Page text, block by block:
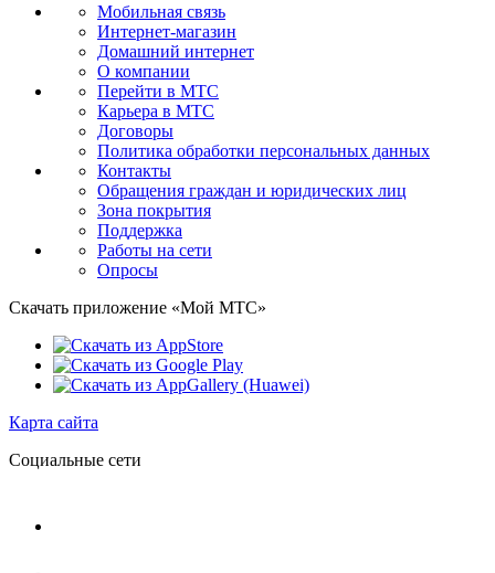
Мобильная связь
Интернет-магазин
Домашний интернет
О компании
Перейти в МТС
Карьера в МТС
Договоры
Политика обработки персональных данных
Контакты
Обращения граждан и юридических лиц
Зона покрытия
Поддержка
Работы на сети
Опросы
Скачать приложение «Мой МТС»
Карта сайта
Социальные сети